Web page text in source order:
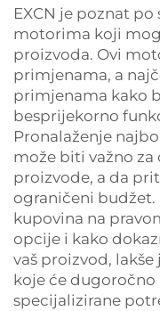
EXCN je poznat
motorima koji
proizvoda. Ovi
primjenama, a
primjenama kako
besprijekorno
Pronalaženje
može biti važno
proizvode, a da
ograničeni budžet.
kupovina na
opcije i kako
vaš proizvod,
koje će
specijalizirane